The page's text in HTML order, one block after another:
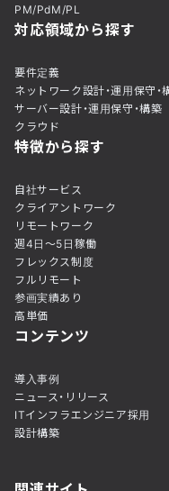
PM/PdM/PL
対応領域から探す
要件定義
ネットワーク設計・運用保守・
サーバー設計・運用保守・構築
クラウド
特徴から探す
自社サービス
クライアントワーク
リモートワーク
週4日〜5日稼働
フレックス制度
フルリモート
参画実績あり
高単価
コンテンツ
導入事例
ニュース・リリース
ITインフラエンジニア採用
設計構築